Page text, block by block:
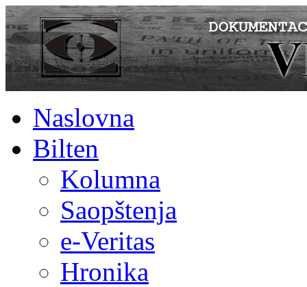
Naslovna
Bilten
Kolumna
Saopštenja
e-Veritas
Hronika